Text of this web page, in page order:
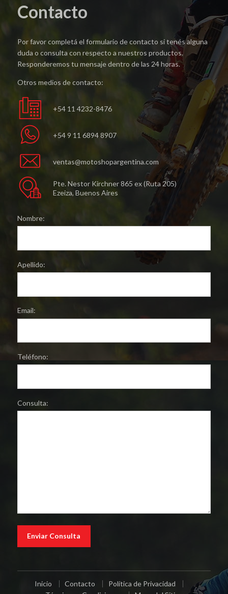
Contacto
Por favor completá el formulario de contacto si tenés alguna
duda o consulta con respecto a nuestros productos.
Responderemos tu mensaje dentro de las 24 horas.
Otros medios de contacto:
+54 11 4232-8476
+54 9 11 6894 8907
ventas@motoshopargentina.com
Pte. Nestor Kirchner 865 ex (Ruta 205)
Ezeiza, Buenos Aires
Nombre:
Apellido:
Email:
Teléfono:
Consulta:
Inicio Contacto
Política de Privacidad